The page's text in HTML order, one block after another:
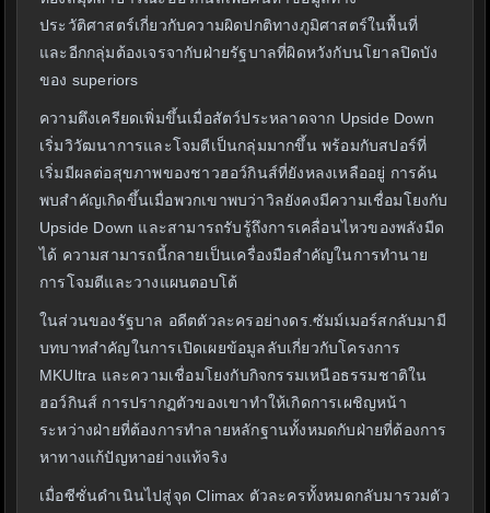
ประวัติศาสตร์เกี่ยวกับความผิดปกติทางภูมิศาสตร์ในพื้นที่
และอีกกลุ่มต้องเจรจากับฝ่ายรัฐบาลที่ผิดหวังกับนโยาลปิดบัง
ของ superiors
ความตึงเครียดเพิ่มขึ้นเมื่อสัตว์ประหลาดจาก Upside Down
เริ่มวิวัฒนาการและโจมตีเป็นกลุ่มมากขึ้น พร้อมกับสปอร์ที่
เริ่มมีผลต่อสุขภาพของชาวฮอว์กินส์ที่ยังหลงเหลืออยู่ การค้น
พบสำคัญเกิดขึ้นเมื่อพวกเขาพบว่าวิลยังคงมีความเชื่อมโยงกับ
Upside Down และสามารถรับรู้ถึงการเคลื่อนไหวของพลังมืด
ได้ ความสามารถนี้กลายเป็นเครื่องมือสำคัญในการทำนาย
การโจมตีและวางแผนตอบโต้
ในส่วนของรัฐบาล อดีตตัวละครอย่างดร.ซัมม์เมอร์สกลับมามี
บทบาทสำคัญในการเปิดเผยข้อมูลลับเกี่ยวกับโครงการ
MKUltra และความเชื่อมโยงกับกิจกรรมเหนือธรรมชาติใน
ฮอว์กินส์ การปรากฏตัวของเขาทำให้เกิดการเผชิญหน้า
ระหว่างฝ่ายที่ต้องการทำลายหลักฐานทั้งหมดกับฝ่ายที่ต้องการ
หาทางแก้ปัญหาอย่างแท้จริง
เมื่อซีซั่นดำเนินไปสู่จุด Climax ตัวละครทั้งหมดกลับมารวมตัว